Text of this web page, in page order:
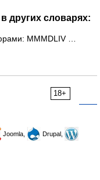
других словарях:
MMMDLIV …
18+
Joomla,
Drupal,